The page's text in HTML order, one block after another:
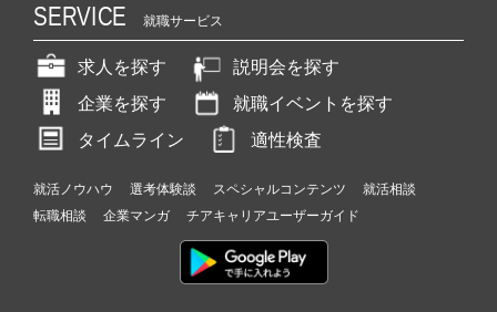
SERVICE 就職サービス
求人を探す
説明会を探す
企業を探す
就職イベントを探す
タイムライン
適性検査
就活ノウハウ 選考体験談 スペシャルコンテンツ
就活相談
転職相談
企業マンガ チアキャリアユーザーガイド